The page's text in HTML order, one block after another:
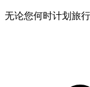
无论您何时计划旅